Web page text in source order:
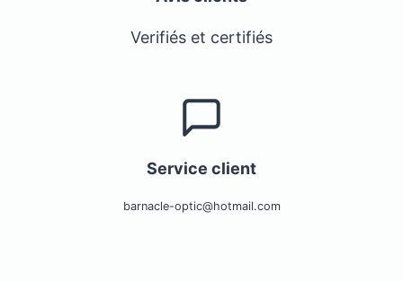
Verifiés et certifiés
Service client
barnacle-optic@hotmail.com